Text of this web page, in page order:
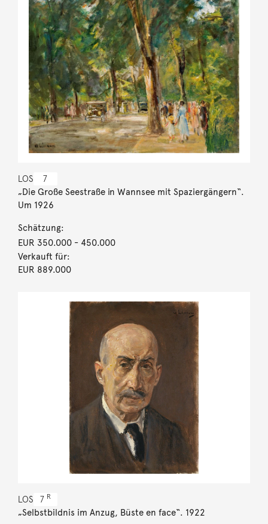
LOS 7
„Die Große Seestraße in Wannsee mit Spaziergängern“.
Um 1926
Schätzung:
EUR 350.000- 450.000
Verkauft für:
EUR 889.000
LOS 7 R
„Selbstbildnis im Anzug, Büste en face“. 1922